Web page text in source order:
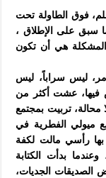
فوق الطاولة تحت
سبق على الإطلاق ،
هي أن تكون
ليس سراباً، ليس
فيها، عشت أكثر من
تربيت بمجتمع
ميولي الفطرية في
بها رأسي مالت لكفة
بدأت الكتابة
الصديقات الجديات،